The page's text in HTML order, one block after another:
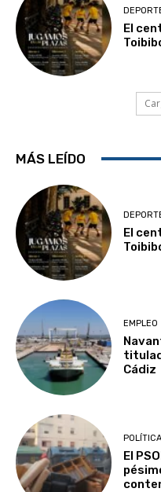
El
MÁS LEÍDO
El
EMPLEO
Cádiz
POLÍTICA
El